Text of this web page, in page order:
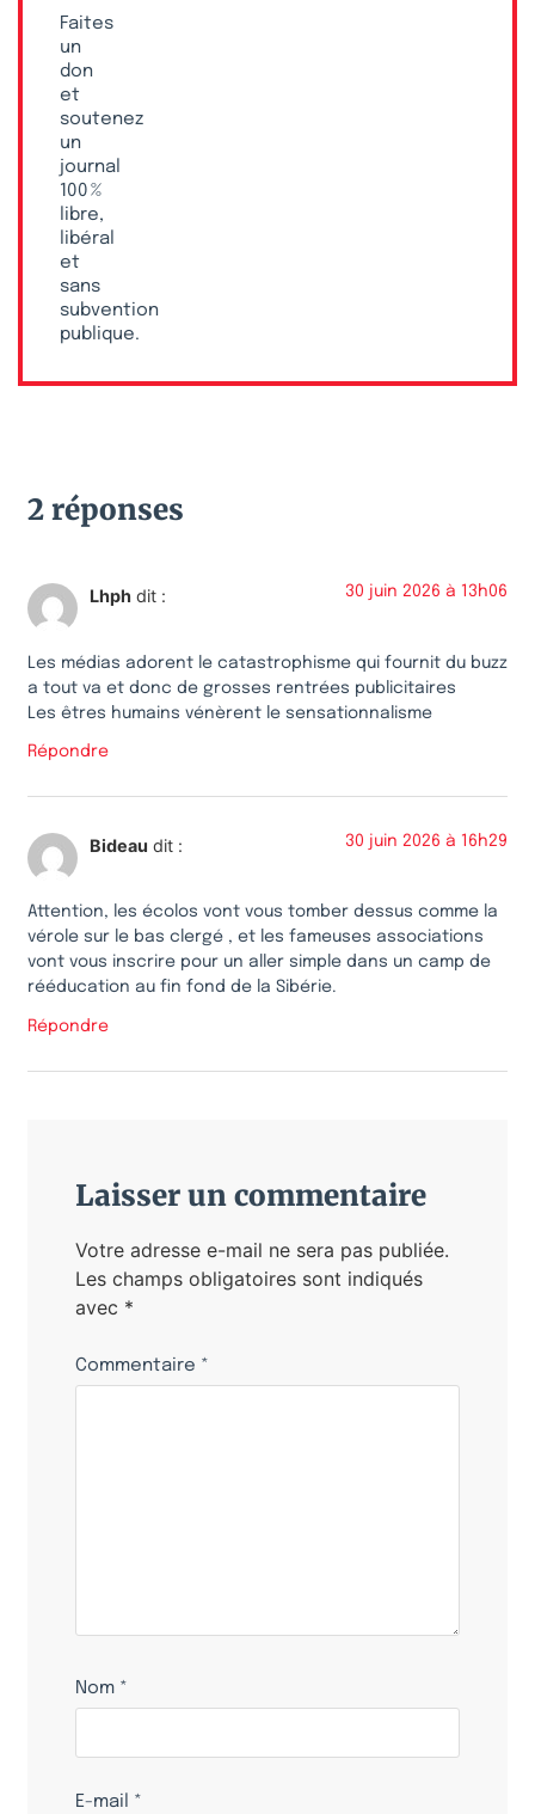
Faites
un
don
et
soutenez
un
journal
100 %
libre,
libéral
et
sans
subvention
publique.
2 réponses
Lhph dit : 30 juin 2026 à 13h06
Les médias adorent le catastrophisme qui fournit du buzz
a tout va et donc de grosses rentrées publicitaires
Les êtres humains vénèrent le sensationnalisme
Répondre
Bideau dit : 30 juin 2026 à 16h29
Attention, les écolos vont vous tomber dessus comme la
vérole sur le bas clergé , et les fameuses associations
vont vous inscrire pour un aller simple dans un camp de
rééducation au fin fond de la Sibérie.
Répondre
Laisser un commentaire
Votre adresse e-mail ne sera pas publiée.
Les champs obligatoires sont indiqués
avec *
Commentaire *
Nom *
E-mail *